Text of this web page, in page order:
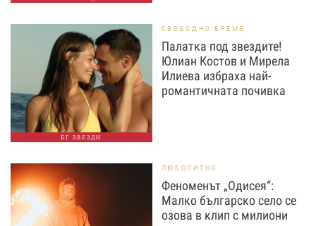
БГ ЗВЕЗДИ
СВОБОДНО ВРЕМЕ
Палатка под звездите!
Юлиан Костов и Мирела
Илиева избраха най-
романтичната почивка
ЛЮБОПИТНО
Феноменът „Одисея“:
Малко българско село се
озова в клип с милиони